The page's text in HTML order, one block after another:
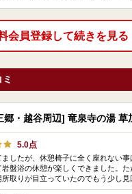
会員登録して続きを見る
郷・越谷周辺] 竜泉寺の湯 草
5.0点
ましたが、休憩椅子に全く座れない
岩盤浴の休憩が楽しくできました。た
所取りが目立っていたのでもう少し見